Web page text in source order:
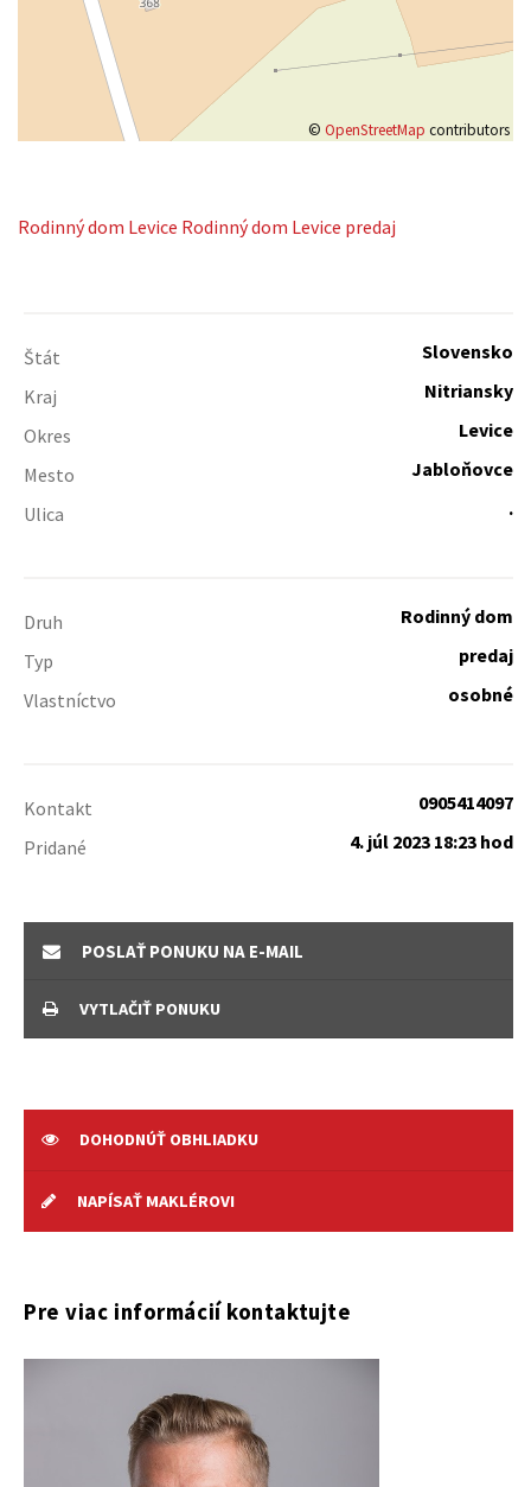
© OpenStreetMap contributors
Rodinný dom Levice Rodinný dom Levice predaj
Štát
Slovensko
Kraj
Nitriansky
Okres
Levice
Mesto
Jabloňovce
Ulica
.
Druh
Rodinný dom
Typ
predaj
Vlastníctvo
osobné
Kontakt
0905414097
Pridané
4. júl 2023 18:23 hod
POSLAŤ PONUKU NA E-MAIL
VYTLAČIŤ PONUKU
DOHODNÚŤ OBHLIADKU
NAPÍSAŤ MAKLÉROVI
Pre viac informácií kontaktujte